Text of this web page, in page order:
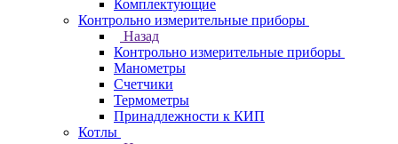
Комплектующие
Контрольно измерительные приборы
Назад
Контрольно измерительные приборы
Манометры
Счетчики
Термометры
Принадлежности к КИП
Котлы